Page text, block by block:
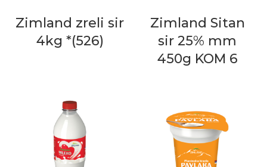
Zimland zreli sir
4kg *(526)
Zimland Sitan
sir 25% mm
450g KOM 6